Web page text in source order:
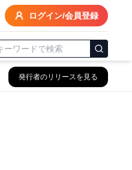
ログイン/会員登録
発行者のリリースを見る